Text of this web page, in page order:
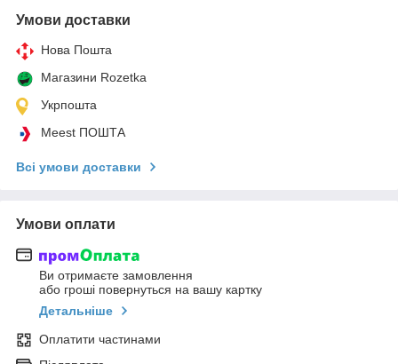
Умови доставки
Нова Пошта
Магазини Rozetka
Укрпошта
Meest ПОШТА
Всі умови доставки
Умови оплати
Ви отримаєте замовлення
або гроші повернуться на вашу картку
Детальніше
Оплатити частинами